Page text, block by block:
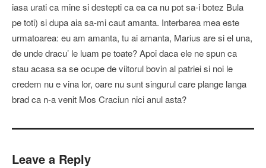
iasa urati ca mine si destepti ca ea ca nu pot sa-i botez Bula
pe toti) si dupa aia sa-mi caut amanta. Interbarea mea este
urmatoarea: eu am amanta, tu ai amanta, Marius are si el una,
de unde dracu’ le luam pe toate? Apoi daca ele ne spun ca
stau acasa sa se ocupe de viitorul bovin al patriei si noi le
credem nu e vina lor, oare nu sunt singurul care plange langa
brad ca n-a venit Mos Craciun nici anul asta?
Leave a Reply